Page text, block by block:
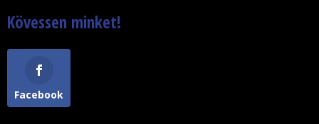
Kövessen minket!
Facebook